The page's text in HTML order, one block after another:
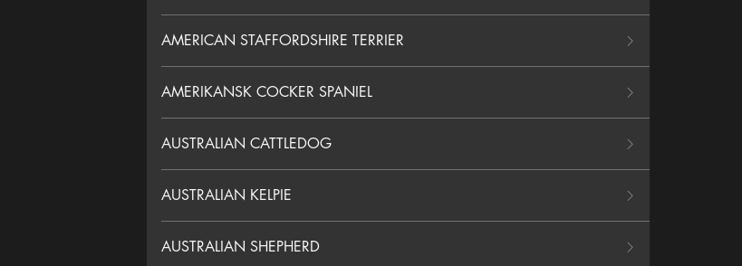
AMERICAN STAFFORDSHIRE TERRIER
AMERIKANSK COCKER SPANIEL
AUSTRALIAN CATTLEDOG
AUSTRALIAN KELPIE
AUSTRALIAN SHEPHERD